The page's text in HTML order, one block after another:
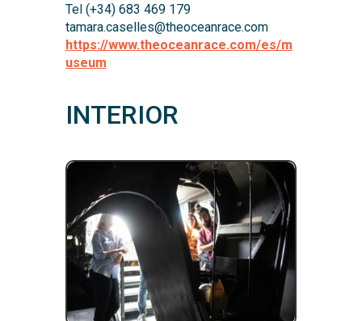
Tel (+34) 683 469 179
tamara.caselles@theoceanrace.com
https://www.theoceanrace.com/es/m
useum
INTERIOR